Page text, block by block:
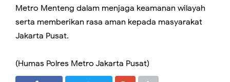
Metro Menteng dalam menjaga keamanan wilayah
serta memberikan rasa aman kepada masyarakat
Jakarta Pusat.
(Humas Polres Metro Jakarta Pusat)